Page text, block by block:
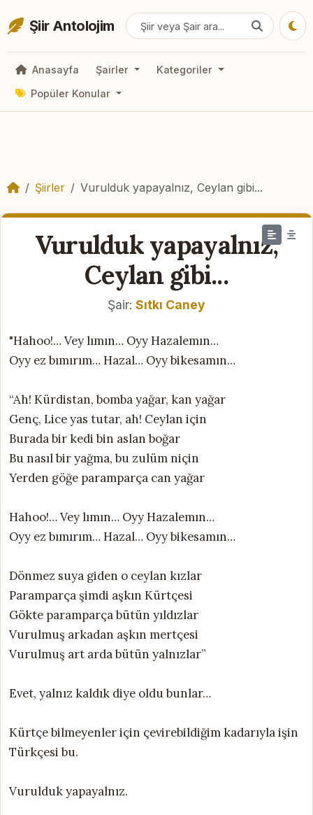
Şiir Antolojim
Anasayfa Şairler
Kategoriler
Popüler Konular
Şiirler Vurulduk yapayalnız, Ceylan gibi...
Vurulduk yapayalnız,
Ceylan gibi...
Şair: Sıtkı Caney
"Hahoo!… Vey lımın… Oyy Hazalemın…
Oyy ez bımırım… Hazal… Oyy bikesamın…
“Ah! Kürdistan, bomba yağar, kan yağar
Genç, Lice yas tutar, ah! Ceylan için
Burada bir kedi bin aslan boğar
Bu nasıl bir yağma, bu zulüm niçin
Yerden göğe paramparça can yağar
Hahoo!… Vey lımın… Oyy Hazalemın…
Oyy ez bımırım… Hazal… Oyy bikesamın…
Dönmez suya giden o ceylan kızlar
Paramparça şimdi aşkın Kürtçesi
Gökte paramparça bütün yıldızlar
Vurulmuş arkadan aşkın mertçesi
Vurulmuş art arda bütün yalnızlar”
Evet, yalnız kaldık diye oldu bunlar…
Kürtçe bilmeyenler için çevirebildiğim kadarıyla işin
Türkçesi bu.
Vurulduk yapayalnız.